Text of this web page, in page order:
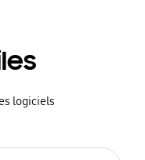
logiciels